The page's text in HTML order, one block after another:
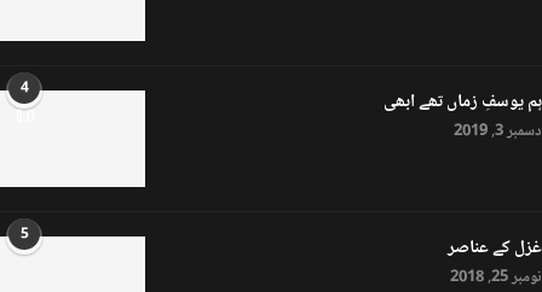
4
8.0 ہم یوسفِ زماں تھے ابھی
دسمبر 3, 2019
5 غزل کے عناصر
نومبر 25, 2018